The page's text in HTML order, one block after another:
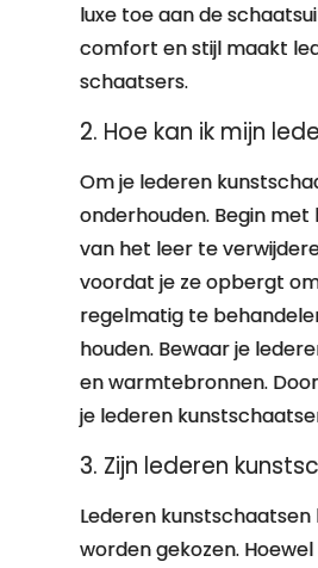
luxe toe aan de
comfort en stijl maakt
schaatsers.
2. Hoe kan ik mijn
Om je lederen
onderhouden. Begin
van het leer te
voordat je ze opbergt
regelmatig te
houden. Bewaar je
en warmtebronnen.
je lederen
3. Zijn lederen
Lederen
worden gekozen.